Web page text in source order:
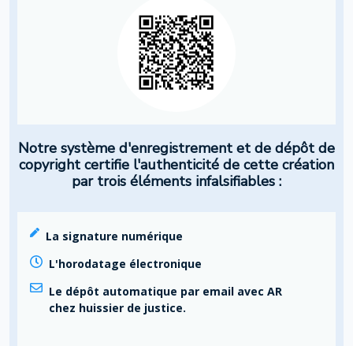
Notre système d'enregistrement et de dépôt de
copyright certifie l'authenticité de cette création
par trois éléments infalsifiables :
La signature numérique
L'horodatage électronique
Le dépôt automatique par email avec AR
chez huissier de justice.